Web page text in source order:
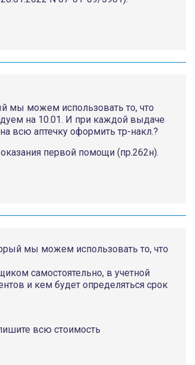
мы можем использовать то, что
на 10.01. И при каждой выдаче
всю аптечку оформить тр-накл.?
первой помощи (пр.262н).
мы можем использовать то, что
самостоятельно, в учетной
и кем будет определяться срок
всю стоимость